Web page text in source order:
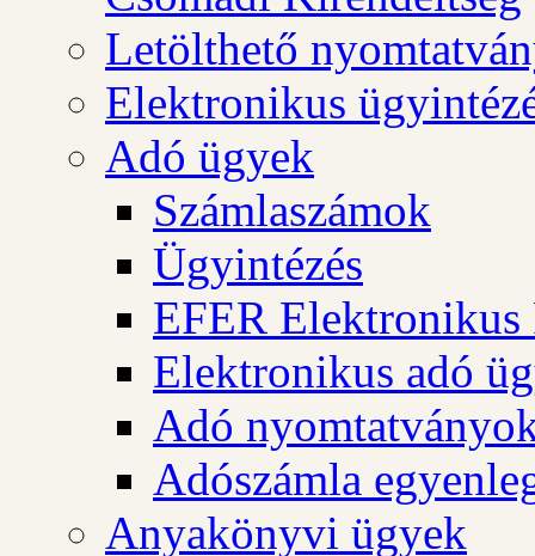
Letölthető
Elektronikus
Adó ügyek
Számlaszámok
Ügyintézés
EFER Elektronikus
Elektronikus adó
Adó
Adószámla
Anyakönyvi ügyek